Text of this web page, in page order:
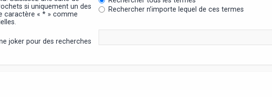
si uniquement un des
caractère « * » comme
Rechercher n’importe lequel de ces termes
joker pour des recherches